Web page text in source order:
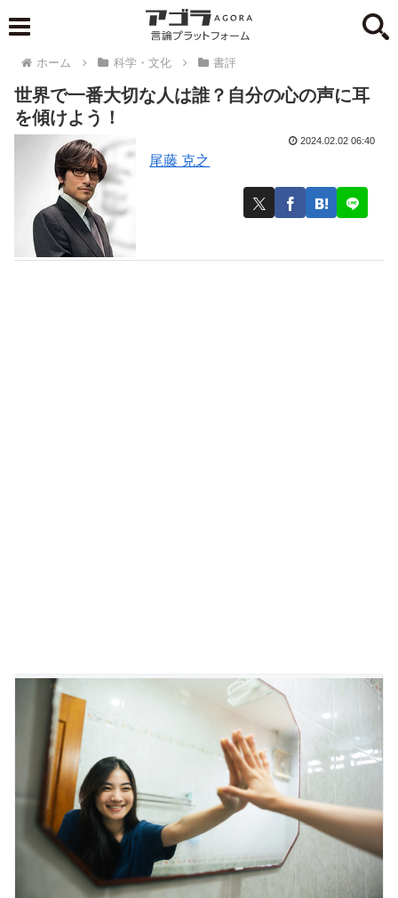
ホーム 科学・文化 書評
世界で一番大切な人は誰？自分の心の声に耳
を傾けよう！
尾藤 克之
2024.02.02 06:40